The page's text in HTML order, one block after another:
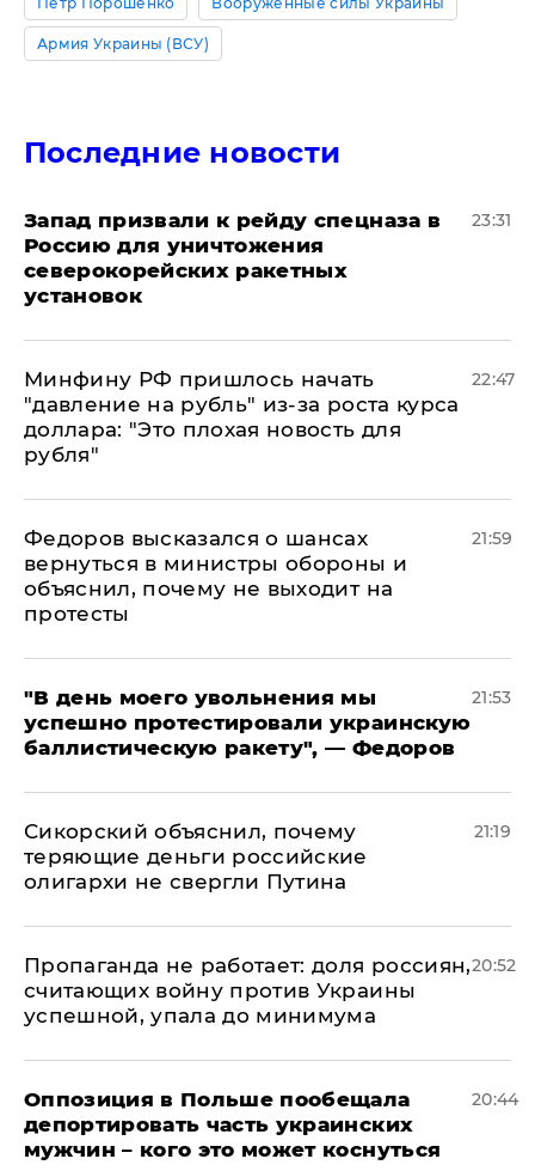
Армия Украины (ВСУ)
Последние новости
Запад призвали к рейду спецназа в
Россию для уничтожения
северокорейских ракетных
установок
23:31
Минфину РФ пришлось начать
"давление на рубль" из-за роста курса
доллара: "Это плохая новость для
рубля"
22:47
Федоров высказался о шансах
вернуться в министры обороны и
объяснил, почему не выходит на
протесты
21:59
​"В день моего увольнения мы
успешно протестировали украинскую
баллистическую ракету", — Федоров
21:53
Сикорский объяснил, почему
теряющие деньги российские
олигархи не свергли Путина
21:19
​Пропаганда не работает: доля россиян,
считающих войну против Украины
успешной, упала до минимума
20:52
Оппозиция в Польше пообещала
депортировать часть украинских
мужчин – кого это может коснуться
20:44